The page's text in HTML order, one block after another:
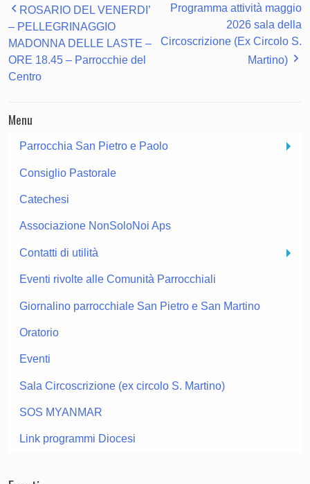
ROSARIO DEL VENERDI’
– PELLEGRINAGGIO
MADONNA DELLE LASTE –
ORE 18.45 – Parrocchie del
Centro
Programma attività maggio
2026 sala della
Circoscrizione (Ex Circolo S.
Martino)
Menu
Parrocchia San Pietro e Paolo
Consiglio Pastorale
Catechesi
Associazione NonSoloNoi Aps
Contatti di utilità
Eventi rivolte alle Comunità Parrocchiali
Giornalino parrocchiale San Pietro e San Martino
Oratorio
Eventi
Sala Circoscrizione (ex circolo S. Martino)
SOS MYANMAR
Link programmi Diocesi